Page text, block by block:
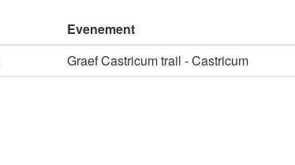
Evenement
Graef Castricum trail - Castricum